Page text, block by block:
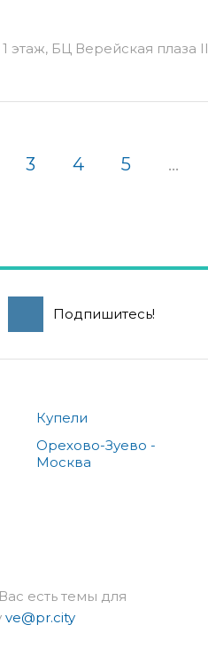
этаж, БЦ Верейская плаза II
3 4 5 ...
Подпишитесь!
Купели
Орехово-Зуево -
Москва
есть темы для
ve@pr.city